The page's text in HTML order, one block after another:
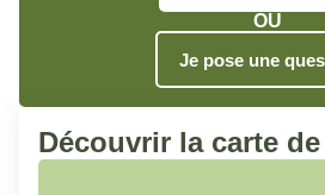
Non
OU
Je pose une
Découvrir la carte